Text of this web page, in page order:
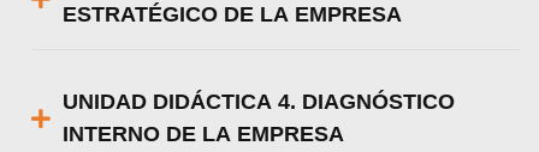
ESTRATÉGICO DE LA EMPRESA
UNIDAD DIDÁCTICA 4. DIAGNÓSTICO
INTERNO DE LA EMPRESA